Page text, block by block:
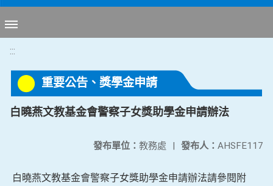
:::
重要公告、獎學金申請
白曉燕文教基金會警察子女獎助學金申請辦法
發布人： AHSFE117
發布單位： 教務處 |
白曉燕文教基金會警察子女獎助學金申請辦法請參閱附